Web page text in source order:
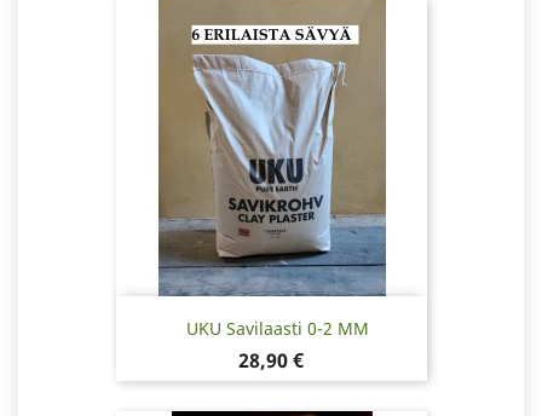
UKU Savilaasti 0-2 MM
Hinta
28,90 €